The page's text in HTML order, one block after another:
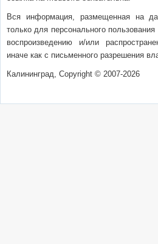
Вся информация, размещенная на
только для персонального
воспроизведению и/или
иначе как с письменного разрешения
Калининград, Copyright © 2007-2026